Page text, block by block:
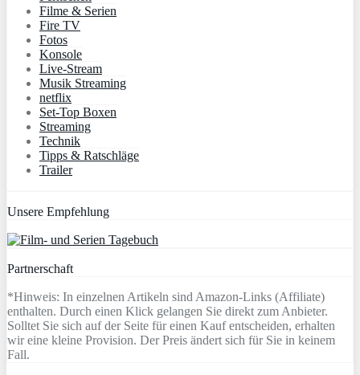
Filme & Serien
Fire TV
Fotos
Konsole
Live-Stream
Musik Streaming
netflix
Set-Top Boxen
Streaming
Technik
Tipps & Ratschläge
Trailer
Unsere Empfehlung
Partnerschaft
*Hinweis: In einzelnen Artikeln sind Amazon-Links (Affiliate)
enthalten. Durch einen Klick gelangen Sie direkt zum Anbieter.
Solltet Sie sich auf der Seite für einen Kauf entscheiden, erhalten
wir eine kleine Provision. Der Preis ändert sich für Sie in keinem
Fall.